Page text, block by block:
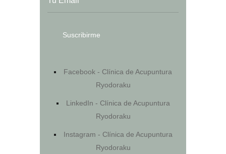
Facebook - Clínica de Acupuntura
Ryodoraku
LinkedIn - Clínica de Acupuntura
Ryodoraku
Instagram - Clínica de Acupuntura
Ryodoraku